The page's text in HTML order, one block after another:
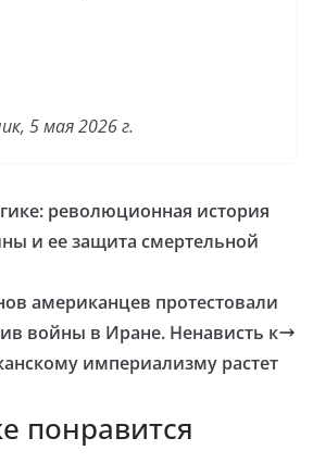
5 мая 2026 г.
революционная история
и ее защита смертельной
американцев протестовали
войны в Иране. Ненависть к
империализму растет
понравится